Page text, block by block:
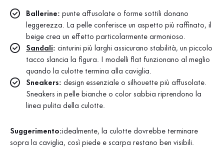
Ballerine: punte affusolate o forme sottili donano
leggerezza. La pelle conferisce un aspetto più raffinato, il
beige crea un effetto particolarmente armonioso.
Sandali: cinturini più larghi assicurano stabilità, un piccolo
tacco slancia la figura. I modelli flat funzionano al meglio
quando la culotte termina alla caviglia.
Sneakers: design essenziale o silhouette più affusolate.
Sneakers in pelle bianche o color sabbia riprendono la
linea pulita della culotte.
Suggerimento:idealmente, la culotte dovrebbe terminare
sopra la caviglia, così piede e scarpa restano ben visibili.